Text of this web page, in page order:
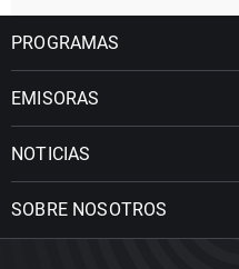
PROGRAMAS
EMISORAS
NOTICIAS
SOBRE NOSOTROS